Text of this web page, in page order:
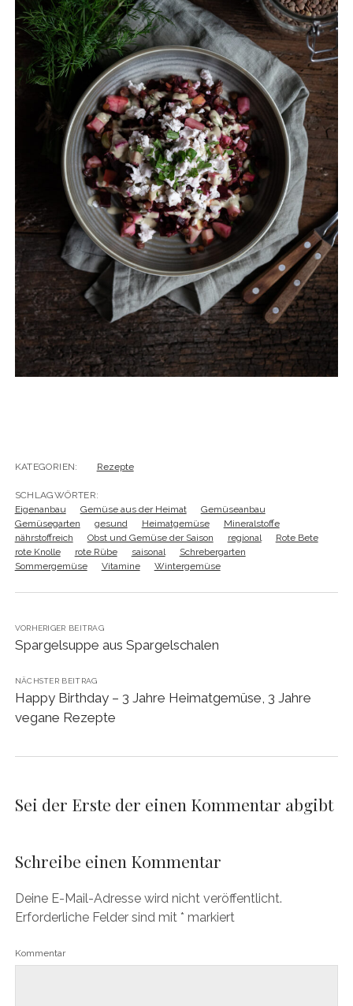
KATEGORIEN: Rezepte
SCHLAGWÖRTER:
Eigenanbau
Gemüse aus der Heimat
Gemüseanbau
Gemüsegarten
gesund Heimatgemüse
Mineralstoffe
nährstoffreich
Obst und Gemüse der Saison regional
Rote Bete
rote Knolle
rote Rübe saisonal
Schrebergarten
Sommergemüse
Vitamine Wintergemüse
VORHERIGER BEITRAG
Spargelsuppe aus Spargelschalen
NÄCHSTER BEITRAG
Happy Birthday – 3 Jahre Heimatgemüse, 3 Jahre
vegane Rezepte
Sei der Erste der einen Kommentar abgibt
Schreibe einen Kommentar
Deine E-Mail-Adresse wird nicht veröffentlicht.
Erforderliche Felder sind mit * markiert
Kommentar